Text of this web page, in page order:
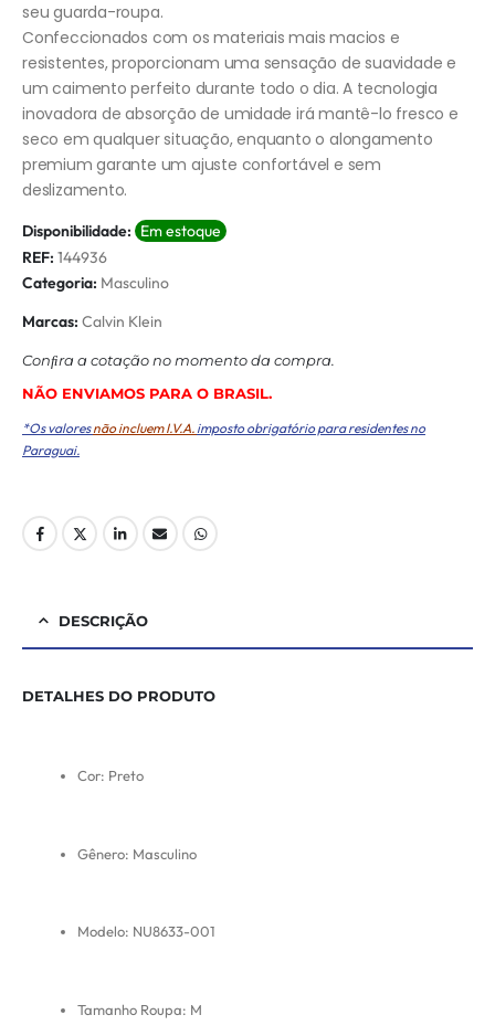
seu guarda-roupa.
Confeccionados com os materiais mais macios e
resistentes, proporcionam uma sensação de suavidade e
um caimento perfeito durante todo o dia. A tecnologia
inovadora de absorção de umidade irá mantê-lo fresco e
seco em qualquer situação, enquanto o alongamento
premium garante um ajuste confortável e sem
deslizamento.
Disponibilidade: Em estoque
REF: 144936
Categoria: Masculino
Marcas: Calvin Klein
Conﬁra a cotação no momento da compra.
NÃO ENVIAMOS PARA O BRASIL.
*Os valoresnão incluem I.V.A. imposto obrigatório para residentes no
Paraguai.
DESCRIÇÃO
DETALHES DO PRODUTO
Cor: Preto
Gênero: Masculino
Modelo: NU8633-001
Tamanho Roupa: M